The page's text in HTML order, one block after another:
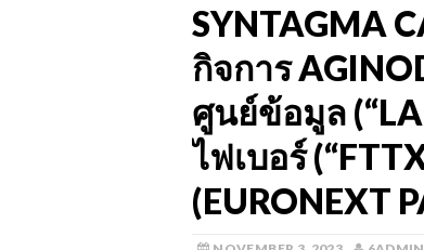
SYNTAGMA
กิจการ
ศูนย์ข้อมูล
ไฟเบอร์
(EURONEXT